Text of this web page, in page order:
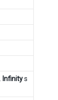
Infinitys